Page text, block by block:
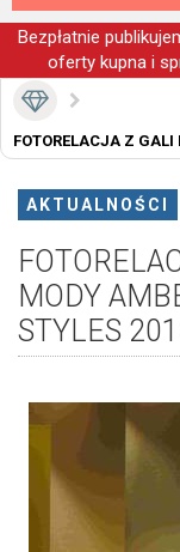
Bezpłatnie
oferty kupna i
FOTORELACJA Z GALI
AKTUALNOŚCI
MODY
STYLES